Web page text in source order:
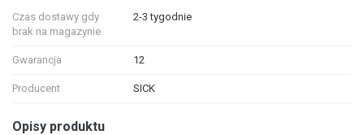
Czas dostawy gdy
brak na magazynie
2-3 tygodnie
Gwarancja 12
Producent SICK
Opisy produktu